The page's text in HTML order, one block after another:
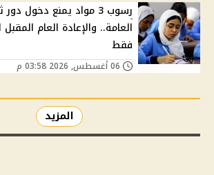
رسوب 3 مواد يمنع دخول
العامة.. والإعادة العام المقبل
فقط
المزيد